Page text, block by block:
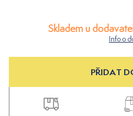
Skladem u
Info o
PŘIDAT